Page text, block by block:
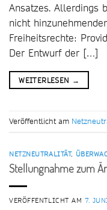
Ansatzes. Allerdings
nicht
Freiheitsrechte:
Der Entwurf der […]
WEITERLESEN →
Veröffentlicht am
NETZNEUTRALITÄT,
Stellungnahme zum
VERÖFFENTLICHT AM 7.